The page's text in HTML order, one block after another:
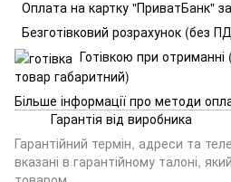
Оплата на картку "ПриватБанк"
Безготівковий розрахунок (без
Готівкою при
товар габаритний)
Більше інформації про методи
Гарантія від виробника
Гарантійний термін, адреси та
вказані в гарантійному талоні,